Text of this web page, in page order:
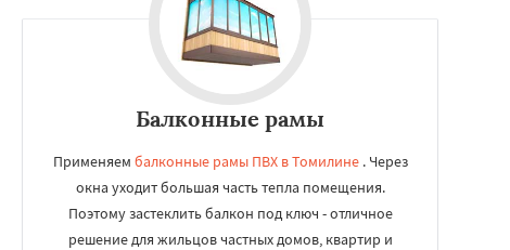
Балконные рамы
Применяем балконные рамы ПВХ в Томилине. Через
окна уходит большая часть тепла помещения.
Поэтому застеклить балкон под ключ - отличное
решение для жильцов частных домов, квартир и